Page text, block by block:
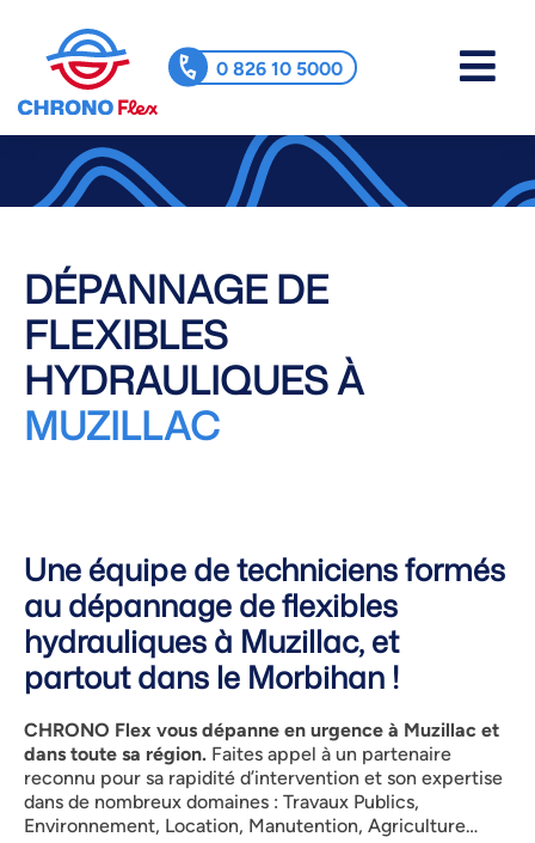
0 826 10 5000
DÉPANNAGE DE
FLEXIBLES
HYDRAULIQUES À
MUZILLAC
Une équipe de techniciens formés
au dépannage de flexibles
hydrauliques à Muzillac, et
partout dans le Morbihan !
CHRONO Flex vous dépanne en urgence à Muzillac et
dans toute sa région. Faites appel à un partenaire
reconnu pour sa rapidité d’intervention et son expertise
dans de nombreux domaines : Travaux Publics,
Environnement, Location, Manutention, Agriculture…